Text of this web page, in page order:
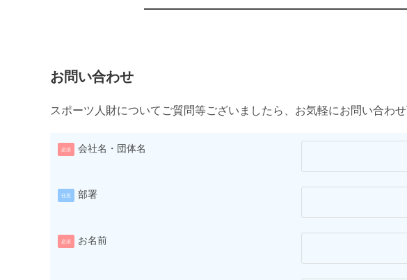
お問い合わせ
スポーツ人財についてご質問等ございましたら、お気軽にお問い合わせ
必須 会社名・団体名
任意 部署
必須 お名前